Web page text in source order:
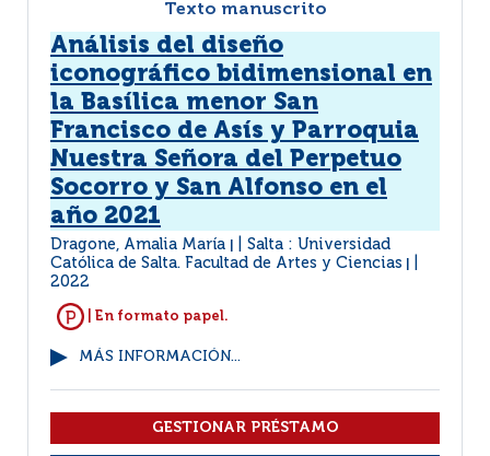
Texto manuscrito
Análisis del diseño
iconográfico bidimensional en
la Basílica menor San
Francisco de Asís y Parroquia
Nuestra Señora del Perpetuo
Socorro y San Alfonso en el
año 2021
Dragone, Amalia María
Salta : Universidad
Católica de Salta. Facultad de Artes y Ciencias
2022
| En formato papel.
MÁS INFORMACIÓN...